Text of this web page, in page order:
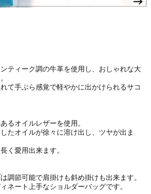
ティーク調の牛革を使用し、おしゃれな大
て手ぶら感覚で軽やかに出かけられるサコ
るオイルレザーを使用。
たオイルが徐々に溶け出し、ツヤが出ま
く愛用出来ます。
調節可能で肩掛けも斜め掛けも出来ます。
ネート上手なショルダーバッグです。